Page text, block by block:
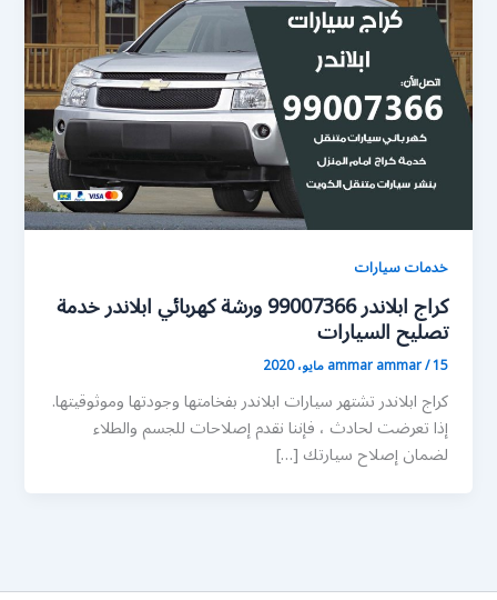
خدمات سيارات
كراج ابلاندر 99007366 ورشة كهربائي ابلاندر خدمة
تصليح السيارات
ammar ammar/15 مايو، 2020
كراج ابلاندر تشتهر سيارات ابلاندر بفخامتها وجودتها وموثوقيتها.
إذا تعرضت لحادث ، فإننا نقدم إصلاحات للجسم والطلاء
لضمان إصلاح سيارتك […]